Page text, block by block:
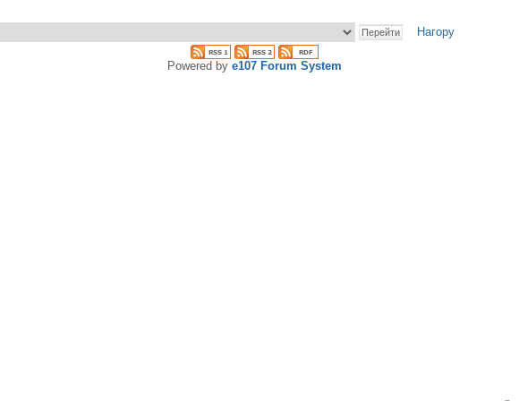
Нагору
Powered by e107 Forum System